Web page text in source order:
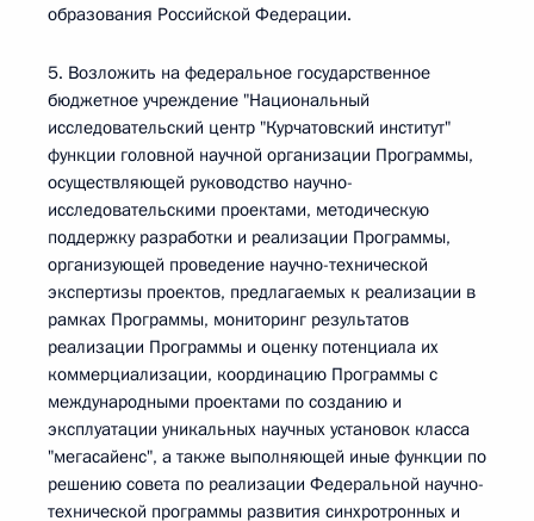
образования Российской Федерации.
5. Возложить на федеральное государственное
бюджетное учреждение "Национальный
исследовательский центр "Курчатовский институт"
функции головной научной организации Программы,
осуществляющей руководство научно-
исследовательскими проектами, методическую
поддержку разработки и реализации Программы,
организующей проведение научно-технической
экспертизы проектов, предлагаемых к реализации в
рамках Программы, мониторинг результатов
реализации Программы и оценку потенциала их
коммерциализации, координацию Программы с
международными проектами по созданию и
эксплуатации уникальных научных установок класса
"мегасайенс", а также выполняющей иные функции по
решению совета по реализации Федеральной научно-
технической программы развития синхротронных и